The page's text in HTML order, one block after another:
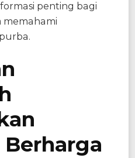
penting bagi
memahami